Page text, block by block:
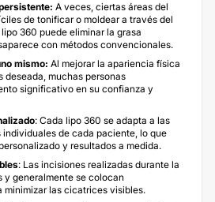
A veces, ciertas áreas del
de tonificar o moldear a través del
360 puede eliminar la grasa
con métodos convencionales.
mismo: Al mejorar la apariencia física
deseada, muchas personas
significativo en su confianza y
: Cada lipo 360 se adapta a las
de cada paciente, lo que
y resultados a medida.
: Las incisiones realizadas durante la
y generalmente se colocan
minimizar las cicatrices visibles.